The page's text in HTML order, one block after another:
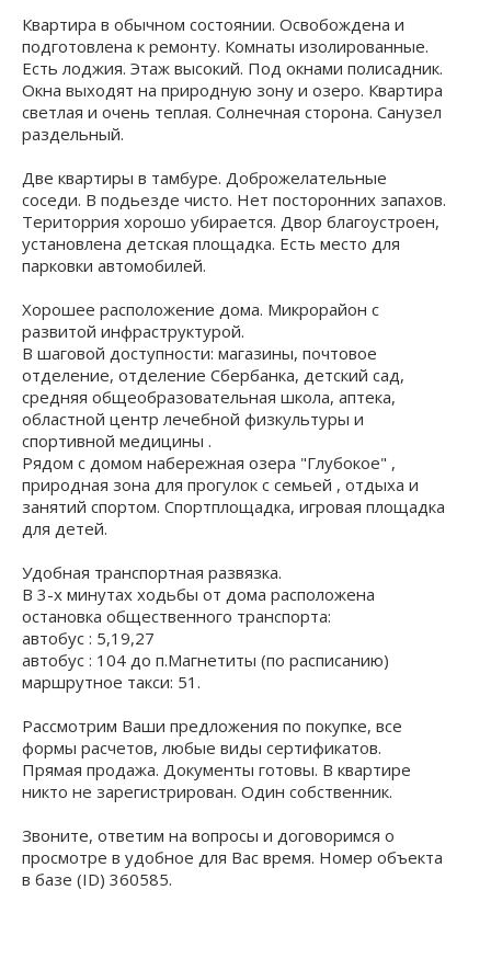
Квартира в обычном состоянии. Освобождена и
подготовлена к ремонту. Комнаты изолированные.
Есть лоджия. Этаж высокий. Под окнами полисадник.
Окна выходят на природную зону и озеро. Квартира
светлая и очень теплая. Солнечная сторона. Санузел
раздельный.
Две квартиры в тамбуре. Доброжелательные
соседи. В подьезде чисто. Нет посторонних запахов.
Територрия хорошо убирается. Двор благоустроен,
установлена детская площадка. Есть место для
парковки автомобилей.
Хорошее расположение дома. Микрорайон с
развитой инфраструктурой.
В шаговой доступности: магазины, почтовое
отделение, отделение Сбербанка, детский сад,
средняя общеобразовательная школа, аптека,
областной центр лечебной физкультуры и
спортивной медицины .
Рядом с домом набережная озера "Глубокое" ,
природная зона для прогулок с семьей , отдыха и
занятий спортом. Спортплощадка, игровая площадка
для детей.
Удобная транспортная развязка.
В 3-х минутах ходьбы от дома расположена
остановка общественного транспорта:
автобус : 5,19,27
автобус : 104 до п.Магнетиты (по расписанию)
маршрутное такси: 51.
Рассмотрим Ваши предложения по покупке, все
формы расчетов, любые виды сертификатов.
Прямая продажа. Документы готовы. В квартире
никто не зарегистрирован. Один собственник.
Звоните, ответим на вопросы и договоримся о
просмотре в удобное для Вас время. Номер объекта
в базе (ID) 360585.